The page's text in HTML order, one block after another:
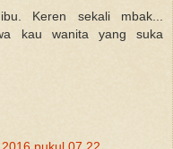
Keren sekali mbak...
kau wanita yang suka
pukul 07.22